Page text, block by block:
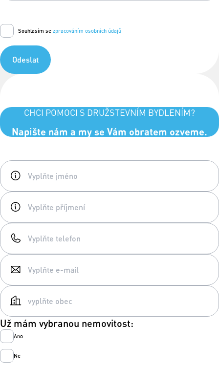
Souhlasím se zpracováním osobních údajů
Odeslat
CHCI POMOCI S DRUŽSTEVNÍM BYDLENÍM?
Napište nám a my se Vám obratem ozveme.
Už mám vybranou nemovitost:
Ano
Ne